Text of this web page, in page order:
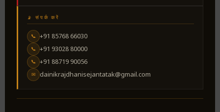
📡 संपर्क करें
📞 +91 85768 66030
📞 +91 93028 80000
📞 +91 88719 90056
✉ dainikrajdhanisejantatak@gmail.com